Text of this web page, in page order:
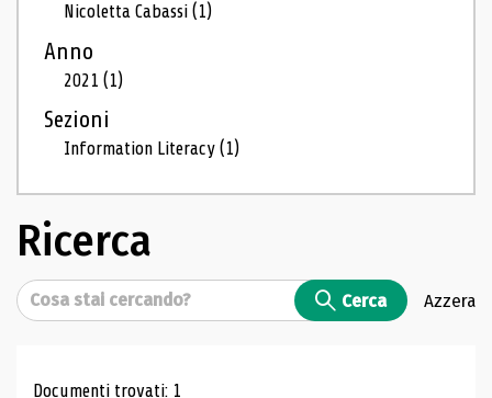
Nicoletta Cabassi(1)
Anno
2021(1)
Sezioni
Information Literacy(1)
Ricerca
Cerca Cerca Azzera
Documenti trovati: 1